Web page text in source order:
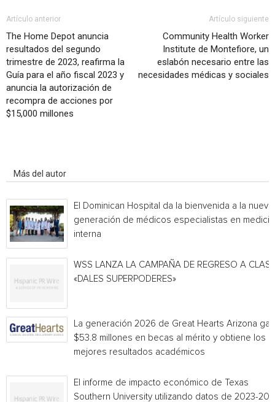
Artículo anterior
The Home Depot anuncia
resultados del segundo
trimestre de 2023, reafirma la
Guía para el año fiscal 2023 y
anuncia la autorización de
recompra de acciones por
$15,000 millones
Artículo siguiente
Community Health Worker
Institute de Montefiore, un
eslabón necesario entre las
necesidades médicas y sociales
Más del autor
El Dominican Hospital da la bienvenida a la nueva
generación de médicos especialistas en
interna
WSS LANZA LA CAMPAÑA DE REGRESO A
«DALES SUPERPODERES»
La generación 2026 de Great Hearts Arizona
$53.8 millones en becas al mérito y obtiene los
mejores resultados académicos
El informe de impacto económico de Texas
Southern University utilizando datos de 2023-